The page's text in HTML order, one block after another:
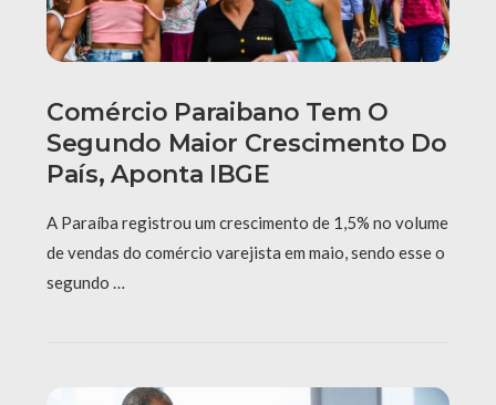
Comércio Paraibano Tem O
Segundo Maior Crescimento Do
País, Aponta IBGE
A Paraíba registrou um crescimento de 1,5% no volume
de vendas do comércio varejista em maio, sendo esse o
segundo …